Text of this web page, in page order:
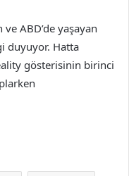
ABD’de yaşayan
duyuyor. Hatta
gösterisinin birinci